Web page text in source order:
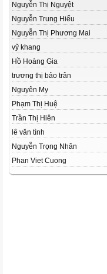
Nguyễn Thị Nguyệt
Nguyễn Trung Hiếu
Nguyễn Thị Phương Mai
vỹ khang
Hồ Hoàng Gia
trương thị bảo trân
Nguyên My
Phạm Thị Huệ
Trần Thị Hiên
lê văn tình
Nguyễn Trọng Nhân
Phan Viet Cuong